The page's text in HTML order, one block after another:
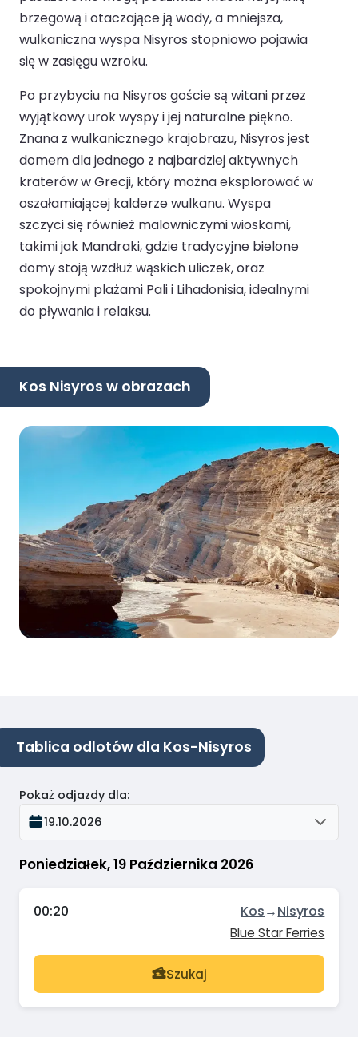
brzegową i otaczające ją wody, a mniejsza,
wulkaniczna wyspa Nisyros stopniowo pojawia
się w zasięgu wzroku.
Po przybyciu na Nisyros goście są witani przez
wyjątkowy urok wyspy i jej naturalne piękno.
Znana z wulkanicznego krajobrazu, Nisyros jest
domem dla jednego z najbardziej aktywnych
kraterów w Grecji, który można eksplorować w
oszałamiającej kalderze wulkanu. Wyspa
szczyci się również malowniczymi wioskami,
takimi jak Mandraki, gdzie tradycyjne bielone
domy stoją wzdłuż wąskich uliczek, oraz
spokojnymi plażami Pali i Lihadonisia, idealnymi
do pływania i relaksu.
Kos Nisyros w obrazach
Tablica odlotów dla Kos-Nisyros
Poniedziałek, 19 Października 2026
Pokaż odjazdy dla:
19.10.2026
00:20 Kos→Nisyros
Blue Star Ferries
Szukaj